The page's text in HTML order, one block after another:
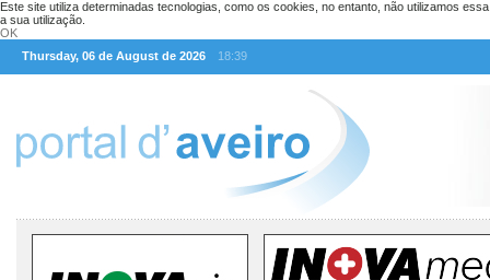
Este site utiliza determinadas tecnologias, como os cookies, no entanto, não utilizamos
a sua utilização.
OK
Thursday, 06 de August de 2026
18:39